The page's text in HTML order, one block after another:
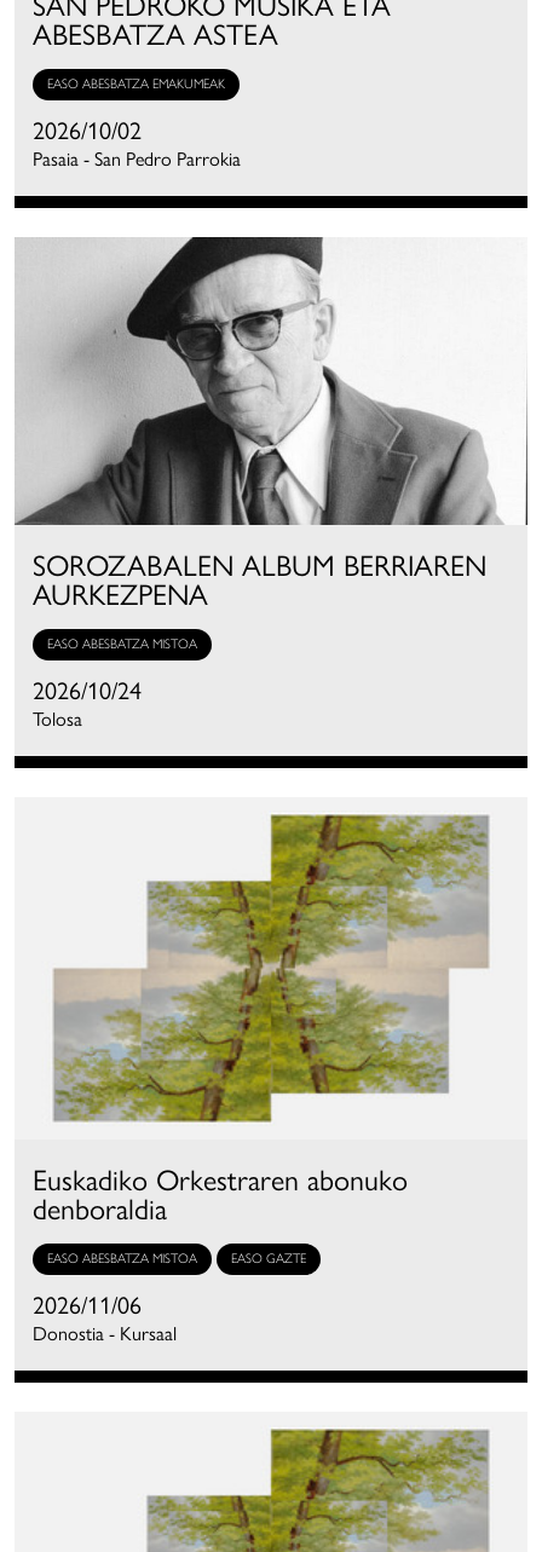
ABESBATZA ASTEA
EASO ABESBATZA EMAKUMEAK
2026/10/02
Pasaia - San Pedro Parrokia
SOROZABALEN ALBUM BERRIAREN
AURKEZPENA
EASO ABESBATZA MISTOA
2026/10/24
Tolosa
Euskadiko Orkestraren abonuko
denboraldia
EASO ABESBATZA MISTOA EASO GAZTE
2026/11/06
Donostia - Kursaal